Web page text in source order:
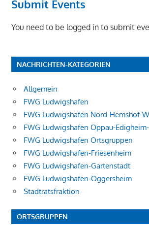
Submit Events
You need to be logged in to submit
NACHRICHTEN-KATEGORIEN
Allgemein
FWG Ludwigshafen
FWG Ludwigshafen Nord-Hemshof-
FWG Ludwigshafen Oppau-
FWG Ludwigshafen Ortsgruppen
FWG Ludwigshafen-Friesenheim
FWG Ludwigshafen-Gartenstadt
FWG Ludwigshafen-Oggersheim
Stadtratsfraktion
ORTSGRUPPEN